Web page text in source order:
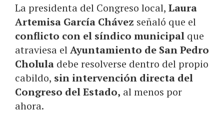
La presidenta del Congreso local, Laura
Artemisa García Chávez señaló que el
conflicto con el síndico municipal que
atraviesa elAyuntamiento de San Pedro
Cholula debe resolverse dentro del propio
cabildo, sin intervención directa del
Congreso del Estado, al menos por
ahora.